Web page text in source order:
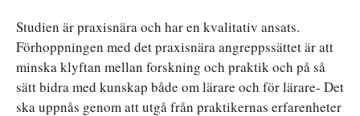
Studien är praxisnära och har en kvalitativ ansats.
Förhoppningen med det praxisnära angreppssättet är att
minska klyftan mellan forskning och praktik och på så
sätt bidra med kunskap både om lärare och för lärare- Det
ska uppnås genom att utgå från praktikernas erfarenheter